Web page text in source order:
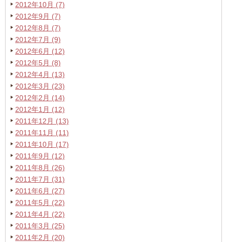
2012年10月 (7)
2012年9月 (7)
2012年8月 (7)
2012年7月 (9)
2012年6月 (12)
2012年5月 (8)
2012年4月 (13)
2012年3月 (23)
2012年2月 (14)
2012年1月 (12)
2011年12月 (13)
2011年11月 (11)
2011年10月 (17)
2011年9月 (12)
2011年8月 (26)
2011年7月 (31)
2011年6月 (27)
2011年5月 (22)
2011年4月 (22)
2011年3月 (25)
2011年2月 (20)